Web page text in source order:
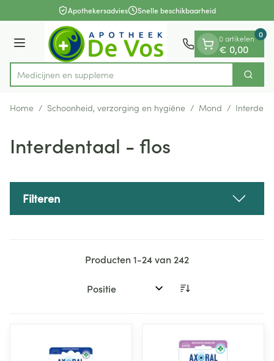
Ga naar de inhoudApothekersadvies Snelle beschikbaarheid
Menu
Product, merk, categorie...
Me Zoek
0 artikelen
€ 0,00
0
Home / Schoonheid, verzorging en hygiëne / Mond /
Interdentaal - flos
Filteren
Producten1-24van 242
Sorteer op: